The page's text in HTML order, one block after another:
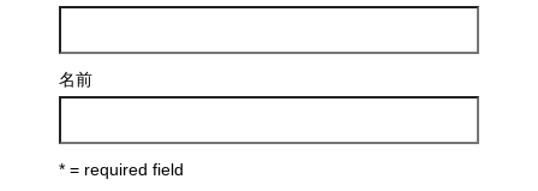
名前
* = required field